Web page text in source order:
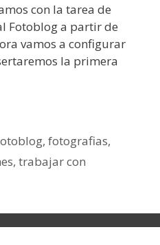
con la tarea de
Fotoblog a partir de
vamos a configurar
la primera
,fotografias,
, trabajar con